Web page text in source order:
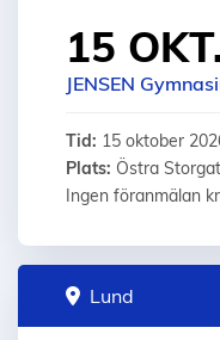
15
JENSEN
Tid: 15 oktober
Plats: Östra
Ingen föranmälan
Lund